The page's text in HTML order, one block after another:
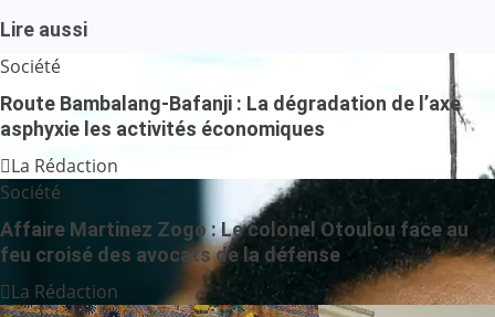
Lire aussi
Société
Route Bambalang-Bafanji : La dégradation de l’axe
asphyxie les activités économiques
La Rédaction
Société
Affaire Martinez Zogo : Le colonel Otoulou face au
feu croisé des avocats de la défense
La Rédaction